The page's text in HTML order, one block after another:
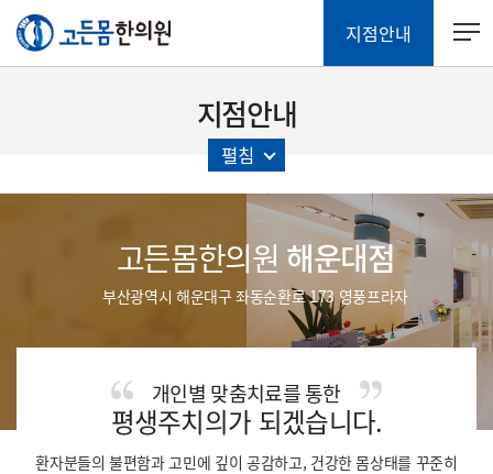
지점안내
지점안내
펼침
고든몸한의원 해운대점
부산광역시 해운대구 좌동순환로 173 영풍프라자
개인별 맞춤치료를 통한
평생주치의가 되겠습니다.
환자분들의 불편함과 고민에 깊이 공감하고, 건강한 몸상태를 꾸준히